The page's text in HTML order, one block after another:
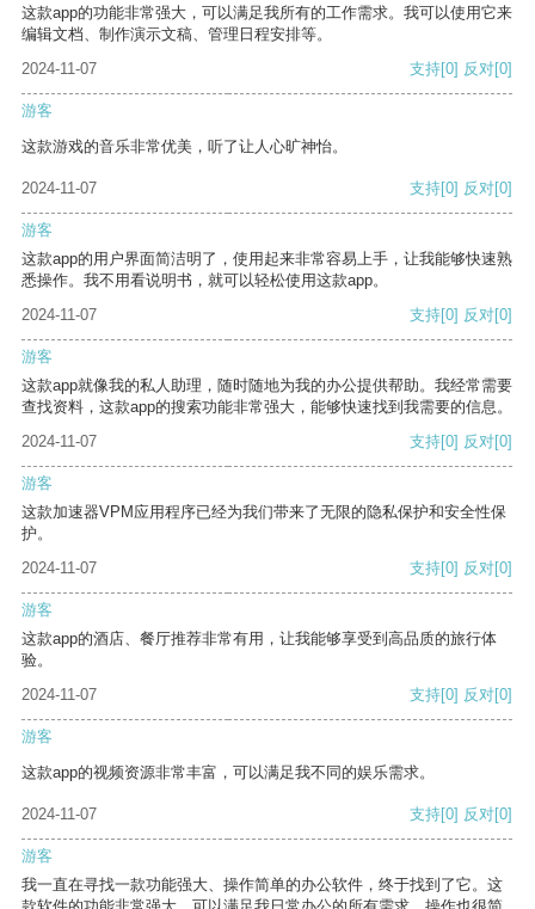
这款app的功能非常强大，可以满足我所有的工作需求。我可以使用它来
编辑文档、制作演示文稿、管理日程安排等。
2024-11-07
支持[0] 反对[0]
游客
这款游戏的音乐非常优美，听了让人心旷神怡。
2024-11-07 支持[0] 反对[0]
游客
这款app的用户界面简洁明了，使用起来非常容易上手，让我能够快速熟
悉操作。我不用看说明书，就可以轻松使用这款app。
2024-11-07
支持[0] 反对[0]
游客
这款app就像我的私人助理，随时随地为我的办公提供帮助。我经常需要
查找资料，这款app的搜索功能非常强大，能够快速找到我需要的信息。
2024-11-07
支持[0] 反对[0]
游客
这款加速器VPM应用程序已经为我们带来了无限的隐私保护和安全性保
护。
2024-11-07
支持[0] 反对[0]
游客
这款app的酒店、餐厅推荐非常有用，让我能够享受到高品质的旅行体
验。
2024-11-07
支持[0] 反对[0]
游客
这款app的视频资源非常丰富，可以满足我不同的娱乐需求。
2024-11-07 支持[0] 反对[0]
游客
我一直在寻找一款功能强大、操作简单的办公软件，终于找到了它。这